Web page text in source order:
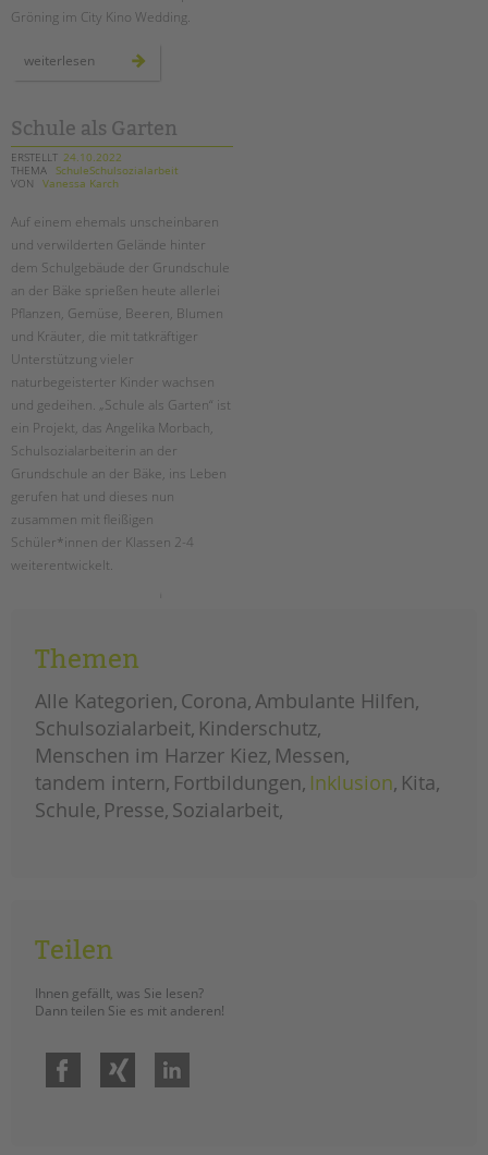
tandem international
NEWS/BLOG
unkuerzbar
Briefe an Kai
PRESSE
Magazin
KONTAKT
Impressum
Datenschutz
Hinweisgebersystem
Intranet
Gröning im City Kino Wedding.
weiterlesen präventionswochen
und
in
schulen
Schule als Garten
ERSTELLT 24.10.2022
THEMA SchuleSchulsozialarbeit
VON
Vanessa Karch
Auf einem ehemals unscheinbaren
und verwilderten Gelände hinter
dem Schulgebäude der Grundschule
an der Bäke sprießen heute allerlei
Pflanzen, Gemüse, Beeren, Blumen
und Kräuter, die mit tatkräftiger
Unterstützung vieler
naturbegeisterter Kinder wachsen
und gedeihen. „Schule als Garten“ ist
ein Projekt, das Angelika Morbach,
Schulsozialarbeiterin an der
Grundschule an der Bäke, ins Leben
gerufen hat und dieses nun
zusammen mit fleißigen
Schüler*innen der Klassen 2-4
weiterentwickelt.
Themen
Alle Kategorien Corona Ambulante Hilfen
Schulsozialarbeit Kinderschutz
Menschen im Harzer Kiez Messen
tandem intern Fortbildungen Inklusion Kita
Schule Presse Sozialarbeit
Teilen
Ihnen gefällt, was Sie lesen?
Dann teilen Sie es mit anderen!
Facebook